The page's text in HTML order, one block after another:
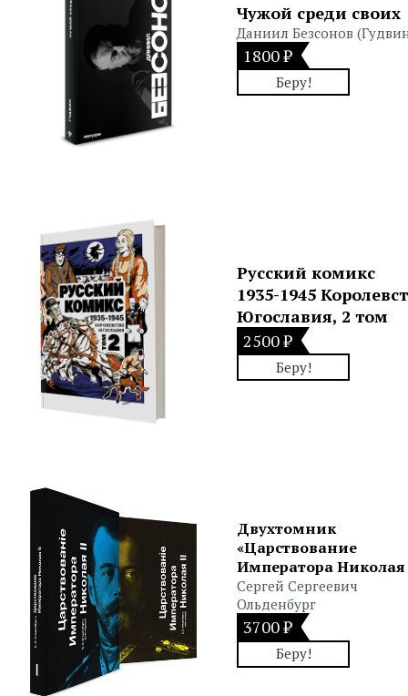
Чужой среди своих
Даниил Безсонов
1800 ₽
Беру!
Русский комикс
1935-1945
Югославия, 2 том
2500 ₽
Беру!
Двухтомник
«Царствование
Императора Николая
Сергей Сергеевич
Ольденбург
3700 ₽
Беру!